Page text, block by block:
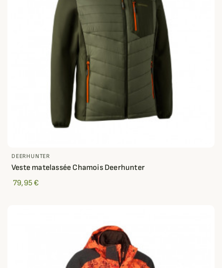
DEERHUNTER
Veste matelassée Chamois Deerhunter
79,95 €